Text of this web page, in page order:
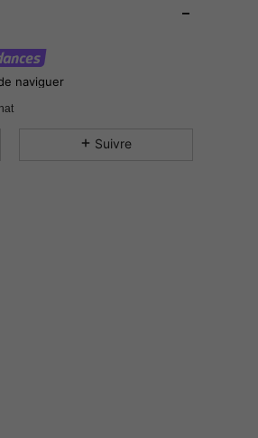
naviguer
51KSuiveurs
Suivre